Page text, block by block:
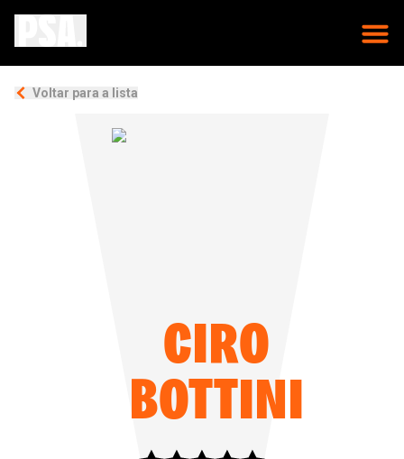
Voltar para a lista
CIRO
BOTTINI